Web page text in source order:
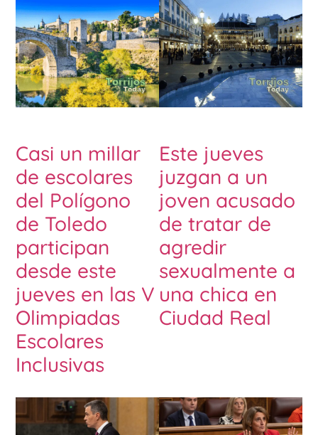
Casi un millar
de escolares
del Polígono
de Toledo
participan
desde este
jueves en las V
Olimpiadas
Escolares
Inclusivas
Este jueves
juzgan a un
joven acusado
de tratar de
agredir
sexualmente a
una chica en
Ciudad Real